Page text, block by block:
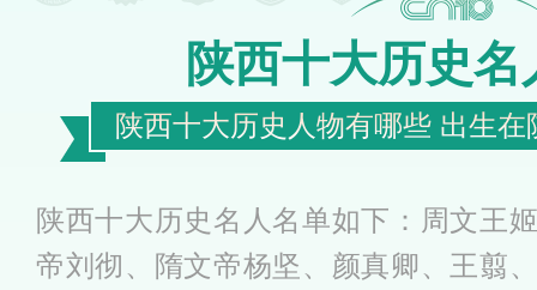
陕西十大历史
陕西十大历史人物有哪些 出生
陕西十大历史名人名单如下：周文王
帝刘彻、隋文帝杨坚、颜真卿、王翦